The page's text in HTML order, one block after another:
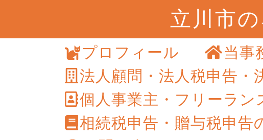
立川市
プロフィール
当事
法人顧問・法人税申告・
個人事業主・フリーラン
相続税申告・贈与税申告